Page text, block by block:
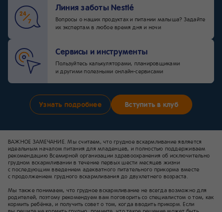
Линия заботы Nestlé
Вопросы о наших продуктах и питании малыша? Задайте
их экспертам в любое время дня и ночи
Сервисы и инструменты
Пользуйтесь калькуляторами, планировщиками
и другими полезными онлайн-сервисами
Узнать подробнее Вступить в клуб
ВАЖНОЕ ЗАМЕЧАНИЕ. Мы считаем, что грудное вскармливание является
идеальным началом питания для младенцев, и полностью поддерживаем
рекомендацию Всемирной организации здравоохранения об исключительно
грудном вскармливании в течение первых шести месяцев жизни
с последующим введением адекватного питательного прикорма вместе
с продолжением грудного вскармливания до двухлетнего возраста.
Мы также понимаем, что грудное вскармливание не всегда возможно для
родителей, поэтому рекомендуем вам поговорить со специалистом о том, как
кормить ребёнка, и получить совет о том, когда вводить прикорм. Если